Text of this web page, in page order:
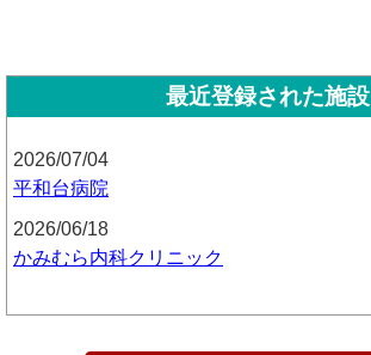
最近登録された施設
2026/07/04
平和台病院
2026/06/18
かみむら内科クリニック